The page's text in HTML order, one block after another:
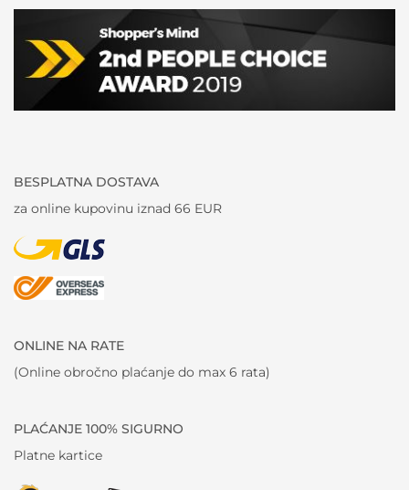
BESPLATNA DOSTAVA
za online kupovinu iznad 66 EUR
ONLINE NA RATE
(Online obročno plaćanje do max 6 rata)
PLAĆANJE 100% SIGURNO
Platne kartice